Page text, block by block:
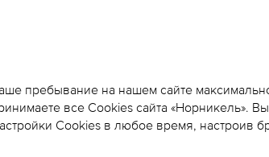
пребывание на нашем сайте
все Cookies сайта «Норникель».
Cookies в любое время, настроив